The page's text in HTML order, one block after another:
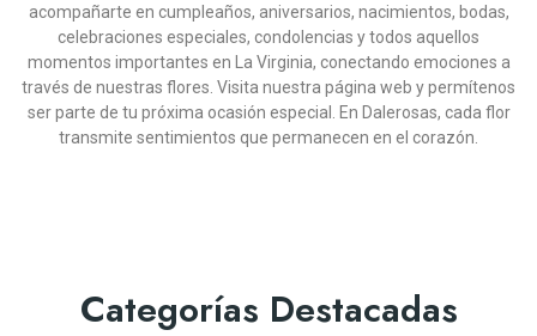
DALEROSAS
CAJA DE 18 ROSAS
ROSADAS
(10)
COP $219.900
DALEROSAS
CAJA DE 12 ROSAS
SALMÓN
(11)
COP $199.900
DALEROSAS
DISEÑO FLORAL
TROPICAL
(11)
DALEROSAS
DISEÑO FLORAL SUSPIRO
(12)
COP $299.900
DALEROSAS
DISEÑO FLORAL CON
FRUTAS TENTACIÓN
(10)
COP $289.900
DALEROSAS
PEDESTAL FÚNEBRE
HOMENAJE
(8)
COP $369.900
DALEROSAS
PEDESTAL FÚNEBRE
PASIÓN
(13)
COP $349.900
DALEROSAS
JARRÓN CON 12
GIRASOLES
(13)
COP $249.900
DALEROSAS
BOUQUET DE ROSAS
(12)
COP $164.900
DALEROSAS
BOUQUET DE GERBERAS
MULTICOLOR
(11)
COP $164.900
DALEROSAS
SOLITARIO CON ROSAS
ME ENAMORAS
(13)
COP
acompañarte en cumpleaños, aniversarios, nacimientos, bodas,
celebraciones especiales, condolencias y todos aquellos
momentos importantes en La Virginia, conectando emociones a
través de nuestras flores. Visita nuestra página web y permítenos
ser parte de tu próxima ocasión especial. En Dalerosas, cada flor
transmite sentimientos que permanecen en el corazón.
Categorías Destacadas